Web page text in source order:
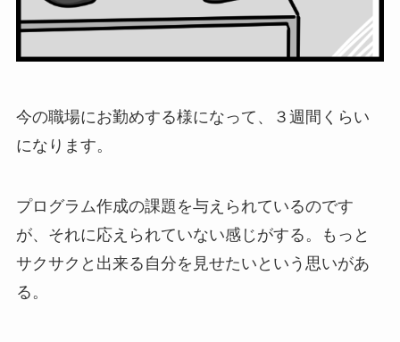
今の職場にお勤めする様になって、３週間くらい
になります。
プログラム作成の課題を与えられているのです
が、それに応えられていない感じがする。もっと
サクサクと出来る自分を見せたいという思いがあ
る。